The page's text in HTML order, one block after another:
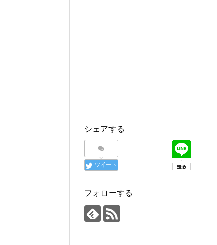
シェアする
ツイート
フォローする